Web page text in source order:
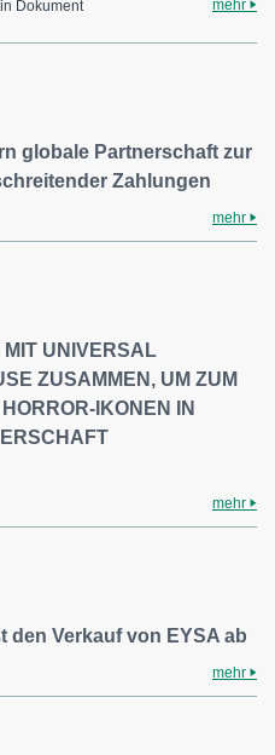
Dokument mehr
globale Partnerschaft zur
Zahlungen
mehr
UNIVERSAL
ZUSAMMEN, UM ZUM
IKONEN IN
mehr
den Verkauf von EYSA ab
mehr